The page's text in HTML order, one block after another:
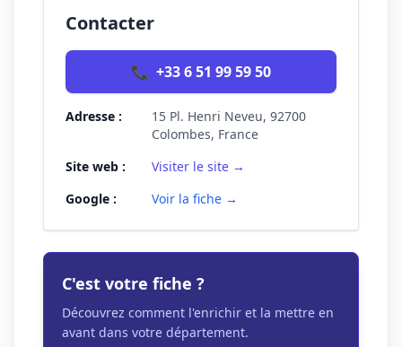
Contacter
📞 +33 6 51 99 59 50
Adresse :
15 Pl. Henri Neveu, 92700
Colombes, France
Site web :
Visiter le site →
Google :
Voir la fiche →
C'est votre fiche ?
Découvrez comment l'enrichir et la mettre en
avant dans votre département.